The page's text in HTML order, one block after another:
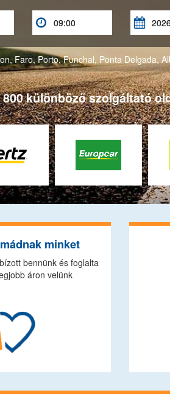
 
,Faro,Porto,Funchal, Ponta Delgada,
különböző szolgáltató
minket
bennünk és foglalta
áron velünk